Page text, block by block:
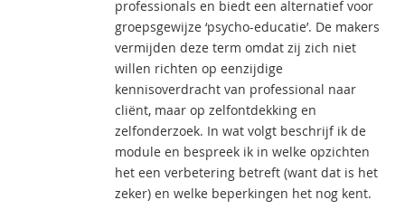
professionals en biedt een alternatief voor
groepsgewijze ‘psycho-educatie’. De makers
vermijden deze term omdat zij zich niet
willen richten op eenzijdige
kennisoverdracht van professional naar
cliënt, maar op zelfontdekking en
zelfonderzoek. In wat volgt beschrijf ik de
module en bespreek ik in welke opzichten
het een verbetering betreft (want dat is het
zeker) en welke beperkingen het nog kent.